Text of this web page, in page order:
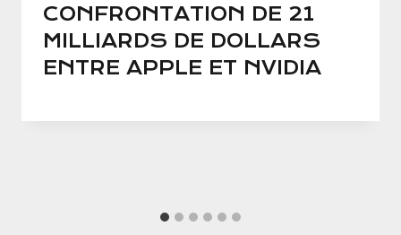
CONFRONTATION DE 21
MILLIARDS DE DOLLARS
ENTRE APPLE ET NVIDIA